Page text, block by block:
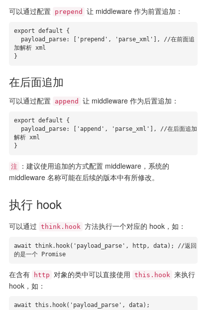
可以通过配置 prepend 让 middleware 作为前置追加：
export default {
加解析 xml
}
在后面追加
可以通过配置 append 让 middleware 作为后置追加：
export default {
解析 xml
}
注
：建议使用追加的方式配置 middleware，系统的
middleware 名称可能在后续的版本中有所修改。
执行 hook
可以通过 think.hook 方法执行一个对应的 hook，如：
await think.hook('payload_parse', http, data); //返回
的是一个 Promise
在含有 http 对象的类中可以直接使用 this.hook 来执行
hook，如：
await this.hook('payload_parse', data);